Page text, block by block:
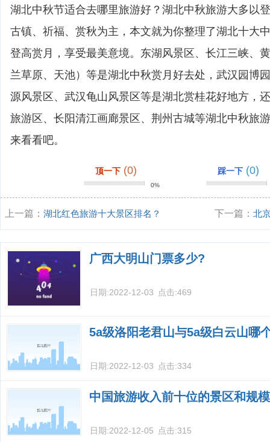
湖北中秋节适合去哪里旅游好？湖北中秋旅游大多以
古镇、祈福、赏秋为主，本文就为你整理了湖北十大
登高赏月，享受最美意境。东湖风景区、长江三峡、
兰草原、天池）等是湖北中秋赏月好去处，武汉园博
源风景区、武汉龟山风景区等是湖北赏桂花好地方，
旅游区、长阳清江画廊景区、荆州古城等湖北中秋旅
来看看吧。
顶一下 (0)
0%
踩一下 (0)
上一篇： 湖北红色旅游十大景区排名？ 下一篇：北
广西大明山门票多少?
日期:2022-12-03 点击:469
5a级洛阳老君山与5a级白云山哪
日期:2022-12-03 点击:334
中国旅游收入前十位的景区和规
日期:2022-12-05 点击:315